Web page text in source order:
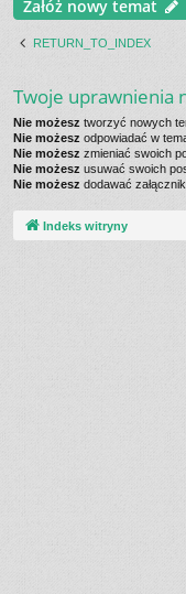
Załóż nowy temat
RETURN_TO_INDEX
Twoje uprawnienia
Nie możesz tworzyć nowych
Nie możesz odpowiadać w
Nie możesz zmieniać swoich
Nie możesz usuwać swoich
Nie możesz dodawać
Indeks witryny